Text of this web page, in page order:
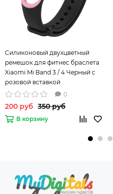
Cиликоновый двухцветный
ремешок для фитнес браслета
Xiaomi Mi Band 3 / 4 Черный с
розовой вставкой
0
200 руб 350 руб
В корзину